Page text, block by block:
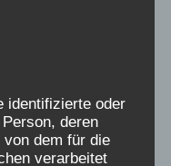
identifizierte oder
deren
von dem für die
verarbeitet